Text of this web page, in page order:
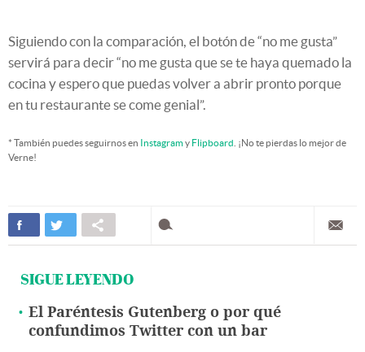
Siguiendo con la comparación, el botón de “no me gusta”
servirá para decir “no me gusta que se te haya quemado la
cocina y espero que puedas volver a abrir pronto porque
en tu restaurante se come genial”.
* También puedes seguirnos en Instagramy Flipboard . ¡No te pierdas lo mejor de
Verne!
SIGUE LEYENDO
El Paréntesis Gutenberg o por qué
confundimos Twitter con un bar